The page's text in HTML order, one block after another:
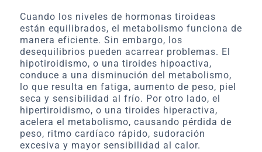
Cuando los niveles de hormonas tiroideas
están equilibrados, el metabolismo funciona de
manera eficiente. Sin embargo, los
desequilibrios pueden acarrear problemas. El
hipotiroidismo, o una tiroides hipoactiva,
conduce a una disminución del metabolismo,
lo que resulta en fatiga, aumento de peso, piel
seca y sensibilidad al frío. Por otro lado, el
hipertiroidismo, o una tiroides hiperactiva,
acelera el metabolismo, causando pérdida de
peso, ritmo cardíaco rápido, sudoración
excesiva y mayor sensibilidad al calor.